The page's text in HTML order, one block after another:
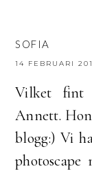
SOFIA
14 FEBRUARI
Vilket fint
Annett.
blogg:) Vi